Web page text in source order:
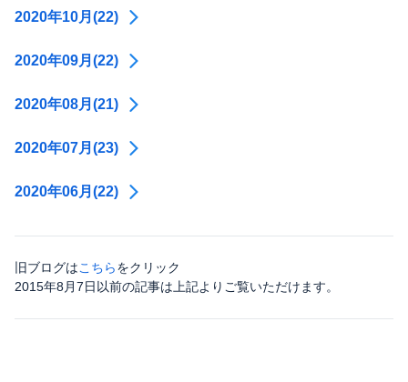
2020年10月(22)
2020年09月(22)
2020年08月(21)
2020年07月(23)
2020年06月(22)
旧ブログはこちらをクリック
2015年8月7日以前の記事は上記よりご覧いただけます。